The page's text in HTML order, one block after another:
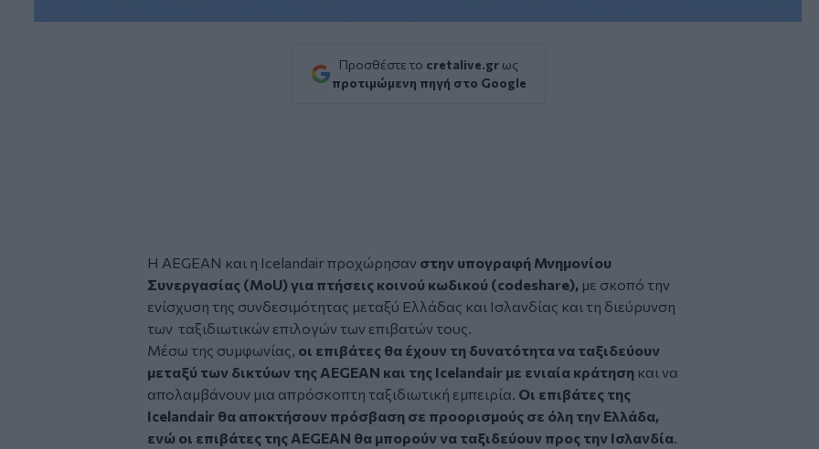
Προσθέστε το cretalive.gr ως
προτιμώμενη πηγή στο Google
Η AEGEAN και η Icelandair προχώρησαν στην υπογραφή Μνημονίου
Συνεργασίας (MoU) για πτήσεις κοινού κωδικού (codeshare), με σκοπό την
ενίσχυση της συνδεσιμότητας μεταξύ Ελλάδας και Ισλανδίας και τη διεύρυνση
των ταξιδιωτικών επιλογών των επιβατών τους.
Μέσω της συμφωνίας, οι επιβάτες θα έχουν τη δυνατότητα να ταξιδεύουν
μεταξύ των δικτύων της AEGEAN και της Icelandair με ενιαία κράτηση και να
απολαμβάνουν μια απρόσκοπτη ταξιδιωτική εμπειρία. Οι επιβάτες της
Icelandair θα αποκτήσουν πρόσβαση σε προορισμούς σε όλη την Ελλάδα,
ενώ οι επιβάτες της AEGEAN θα μπορούν να ταξιδεύουν προς την Ισλανδία.